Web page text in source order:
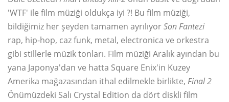
'WTF' ile film müziği oldukça iyi ?! Bu film müziği,
bildiğimiz her şeyden tamamen ayrılıyorSon Fantezi
rap, hip-hop, caz funk, metal, electronica ve orkestra
gibi stillerle müzik tonları. Film müziği Aralık ayından bu
yana Japonya'dan ve hatta Square Enix'in Kuzey
Amerika mağazasından ithal edilmekle birlikte, Final 2
Önümüzdeki Salı Crystal Edition da dört diskli film